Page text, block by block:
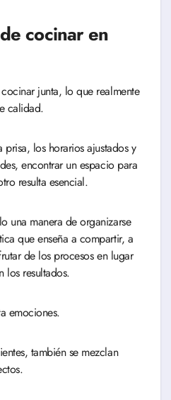
cocinar en
junta, lo que realmente
calidad.
los horarios ajustados y
encontrar un espacio para
resulta esencial.
una manera de organizarse
que enseña a compartir, a
de los procesos en lugar
los resultados.
emociones.
también se mezclan